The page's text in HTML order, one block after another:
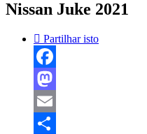
Nissan Juke 2021
Partilhar isto
Facebook
Mastodon
Email